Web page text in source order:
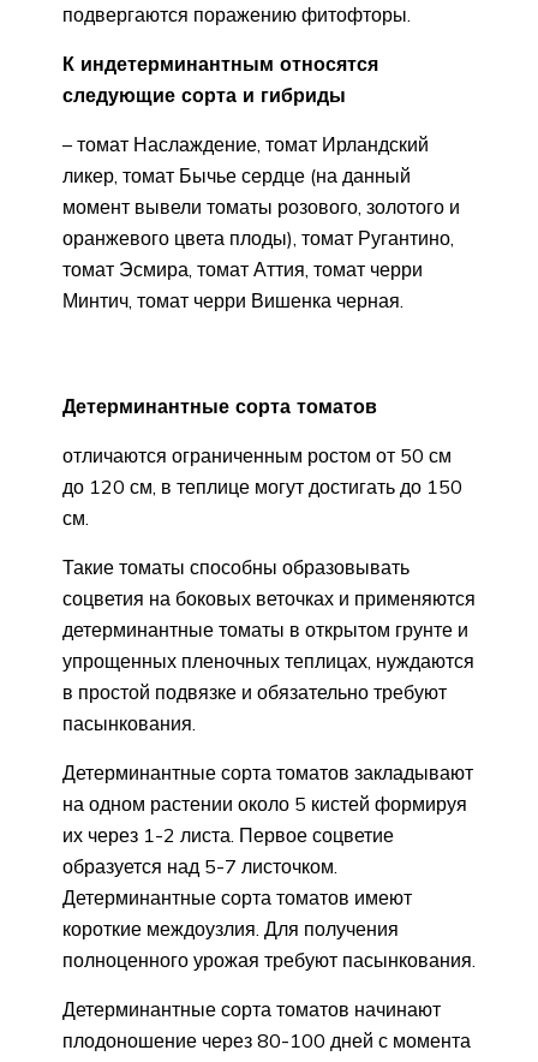
подвергаются поражению фитофторы.
К индетерминантным относятся
следующие сорта и гибриды
– томат Наслаждение, томат Ирландский
ликер, томат Бычье сердце (на данный
момент вывели томаты розового, золотого и
оранжевого цвета плоды), томат Ругантино,
томат Эсмира, томат Аттия, томат черри
Минтич, томат черри Вишенка черная.
Детерминантные сорта томатов
отличаются ограниченным ростом от 50 см
до 120 см, в теплице могут достигать до 150
см.
Такие томаты способны образовывать
соцветия на боковых веточках и применяются
детерминантные томаты в открытом грунте и
упрощенных пленочных теплицах, нуждаются
в простой подвязке и обязательно требуют
пасынкования.
Детерминантные сорта томатов закладывают
на одном растении около 5 кистей формируя
их через 1-2 листа. Первое соцветие
образуется над 5-7 листочком.
Детерминантные сорта томатов имеют
короткие междоузлия. Для получения
полноценного урожая требуют пасынкования.
Детерминантные сорта томатов начинают
плодоношение через 80-100 дней с момента